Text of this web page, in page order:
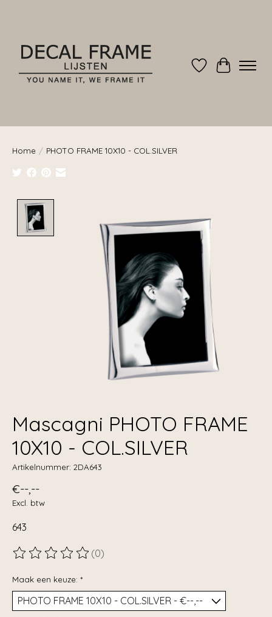
Verlanglijst
Home / PHOTO FRAME 10X10 - COL.SILVER
Mascagni PHOTO FRAME
10X10 - COL.SILVER
Artikelnummer: 2DA643
€--,--
Excl. btw
643
De beoordeling van dit product is
(0)
Maak een keuze: *